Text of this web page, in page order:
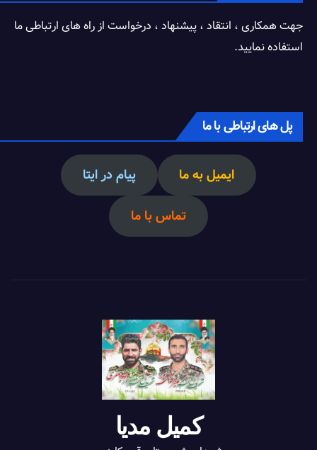
جهت همکاری ، انتقاد ، پیشنهاد ، درخواست از راه های ارتباطی ما
استفاده نمایید.
پل های ارتباطی با ما
ایمیل به ما پیام در ایتا
تماس با ما
کمیل مدیا